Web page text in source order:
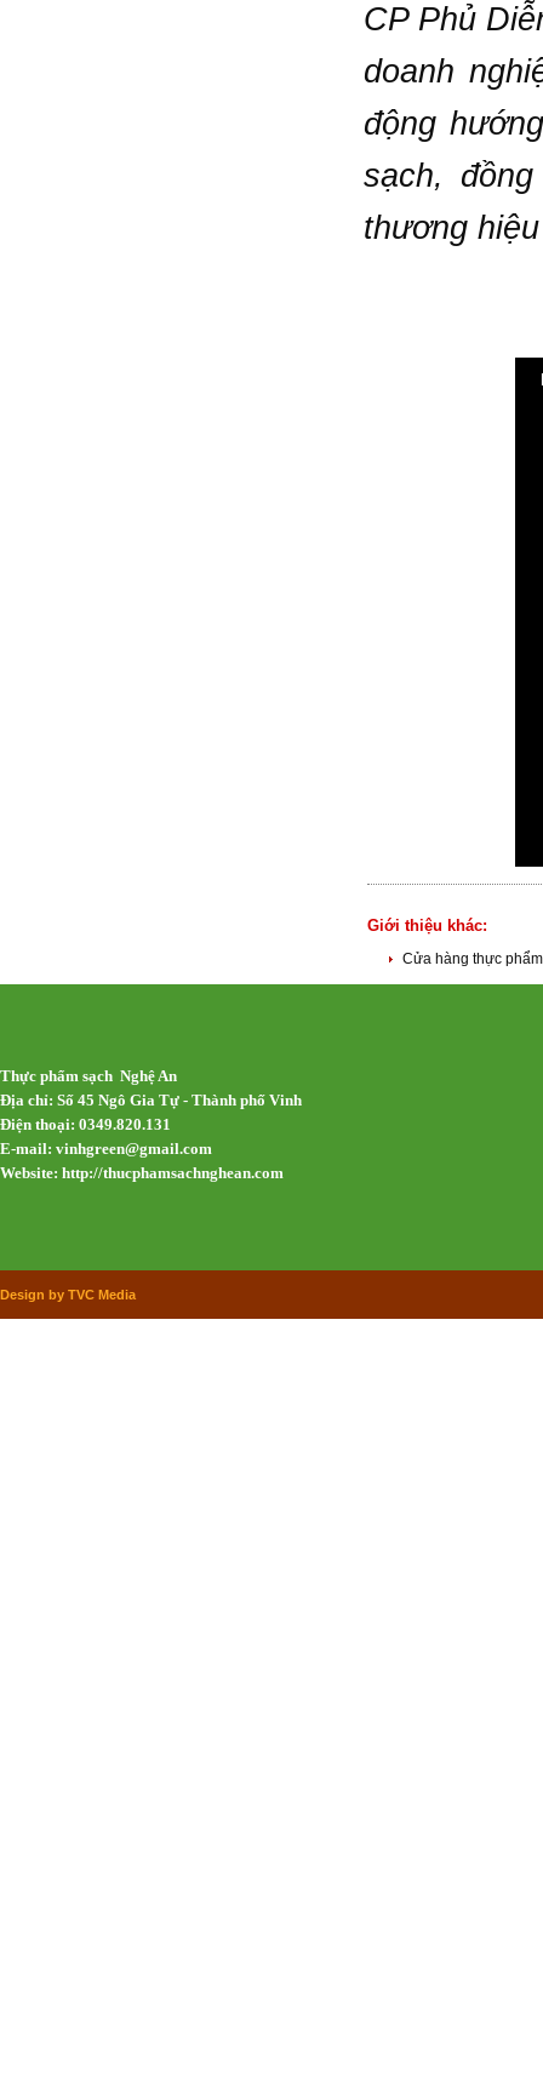
CP Phủ
doanh
động
sạch,
thương
Giới thiệu khác:
Cửa hàng thực
Thực phẩm sạch Nghệ An
Địa chỉ: Số 45 Ngô Gia Tự - Thành phố Vinh
Điện thoại: 0349.820.131
E-mail: vinhgreen@gmail.com
Website: http://thucphamsachnghean.com
Design by TVC Media